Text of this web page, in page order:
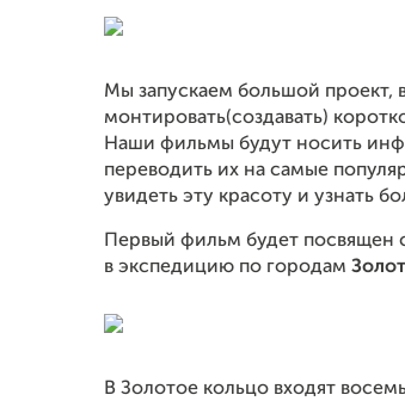
Мы запускаем большой проект,
монтировать(создавать)
Наши фильмы будут носить
переводить их на самые
увидеть эту красоту и узнать
Первый фильм будет
в экспедицию по городам
В Золотое кольцо входят